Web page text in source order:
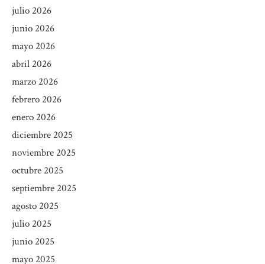
julio 2026
junio 2026
mayo 2026
abril 2026
marzo 2026
febrero 2026
enero 2026
diciembre 2025
noviembre 2025
octubre 2025
septiembre 2025
agosto 2025
julio 2025
junio 2025
mayo 2025